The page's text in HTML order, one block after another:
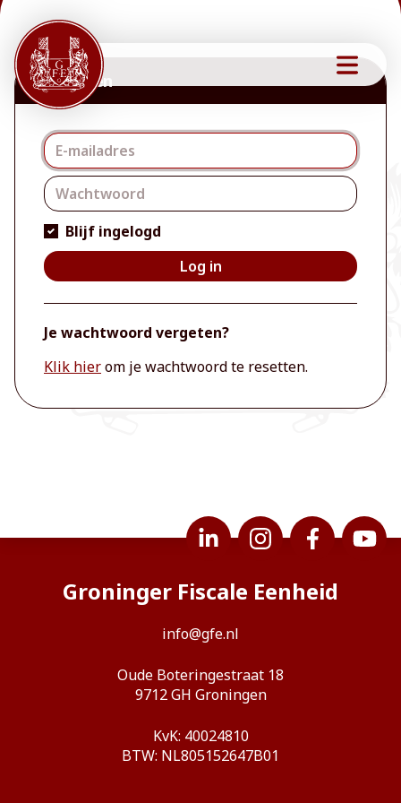
Inloggen
Inloggen
Blijf ingelogd
Log in
Je wachtwoord vergeten?
Klik hierom je wachtwoord te resetten.
Groninger Fiscale Eenheid
info@gfe.nl
Oude Boteringestraat 18
9712 GH Groningen
KvK: 40024810
BTW: NL805152647B01